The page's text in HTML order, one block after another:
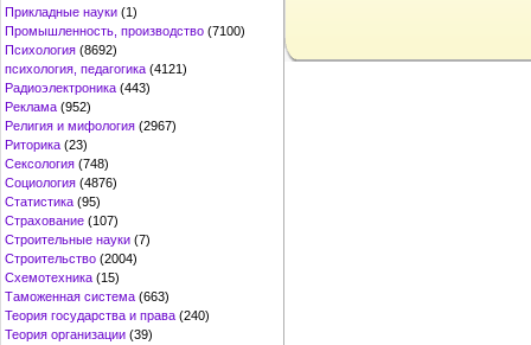
Прикладные науки (1)
Промышленность, производство (7100)
Психология (8692)
психология, педагогика (4121)
Радиоэлектроника (443)
Реклама (952)
Религия и мифология (2967)
Риторика (23)
Сексология (748)
Социология (4876)
Статистика (95)
Страхование (107)
Строительные науки (7)
Строительство (2004)
Схемотехника (15)
Таможенная система (663)
Теория государства и права (240)
Теория организации (39)